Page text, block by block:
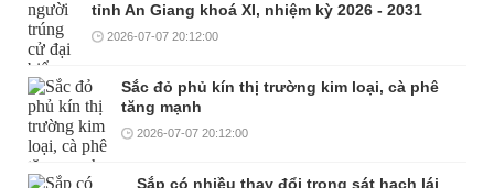
tỉnh An Giang khoá XI, nhiệm kỳ 2026 - 2031
2026-07-07 20:12:00
Sắc đỏ phủ kín thị trường kim loại, cà phê
tăng mạnh
2026-07-07 20:12:00
Sắp có nhiều thay đổi trong sát hạch lái